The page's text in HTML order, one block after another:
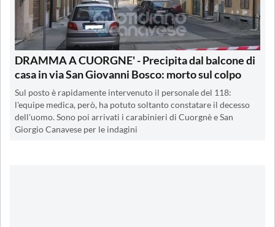
DRAMMA A CUORGNE' - Precipita dal balcone di
casa in via San Giovanni Bosco: morto sul colpo
Sul posto è rapidamente intervenuto il personale del 118:
l'equipe medica, però, ha potuto soltanto constatare il decesso
dell'uomo. Sono poi arrivati i carabinieri di Cuorgnè e San
Giorgio Canavese per le indagini